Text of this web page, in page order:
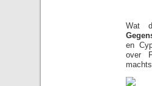
Wat
en
over